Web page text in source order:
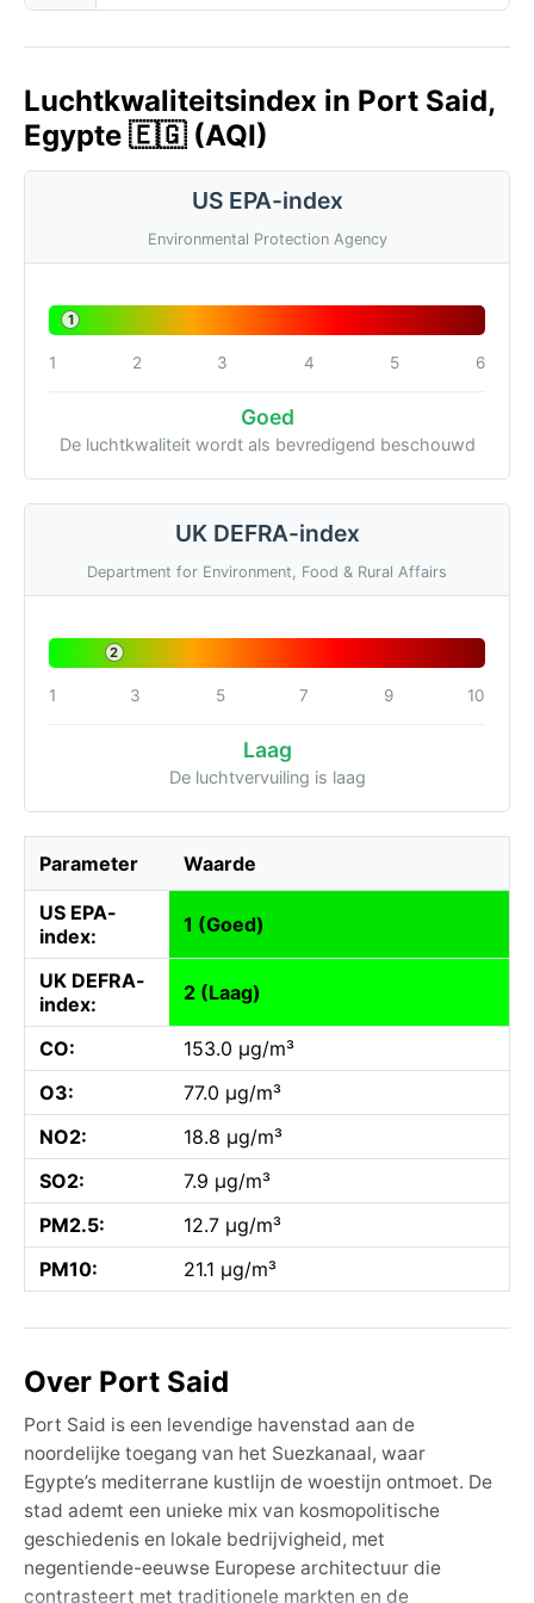
Luchtkwaliteitsindex in Port Said,
Egypte 🇪🇬 (AQI)
US EPA-index
Environmental Protection Agency
1
1 2 3 4 5 6
Goed
De luchtkwaliteit wordt als bevredigend beschouwd
UK DEFRA-index
Department for Environment, Food & Rural Affairs
2
1 3 5 7 9 10
Laag
De luchtvervuiling is laag
Parameter Waarde
US EPA-
index:
1 (Goed)
UK DEFRA-
index:
2 (Laag)
CO:
153.0 µg/m³
O3:
77.0 µg/m³
NO2:
18.8 µg/m³
SO2:
7.9 µg/m³
PM2.5:
12.7 µg/m³
PM10:
21.1 µg/m³
Over Port Said
Port Said is een levendige havenstad aan de
noordelijke toegang van het Suezkanaal, waar
Egypte’s mediterrane kustlijn de woestijn ontmoet. De
stad ademt een unieke mix van kosmopolitische
geschiedenis en lokale bedrijvigheid, met
negentiende-eeuwse Europese architectuur die
contrasteert met traditionele markten en de